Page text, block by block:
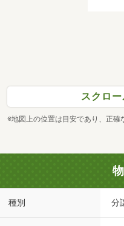
スクロ
※地図上の位置は目安であり、正確
種別 分